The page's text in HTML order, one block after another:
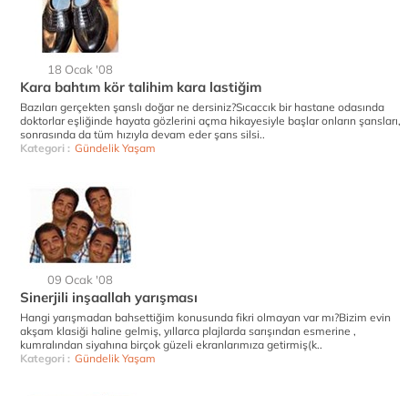
18 Ocak '08
Kara bahtım kör talihim kara lastiğim
Bazıları gerçekten şanslı doğar ne dersiniz?Sıcaccık bir hastane odasında
doktorlar eşliğinde hayata gözlerini açma hikayesiyle başlar onların şansları,
sonrasında da tüm hızıyla devam eder şans silsi..
Kategori : Gündelik Yaşam
09 Ocak '08
Sinerjili inşaallah yarışması
Hangi yarışmadan bahsettiğim konusunda fikri olmayan var mı?Bizim evin
akşam klasiği haline gelmiş, yıllarca plajlarda sarışından esmerine ,
kumralından siyahına birçok güzeli ekranlarımıza getirmiş(k..
Kategori : Gündelik Yaşam